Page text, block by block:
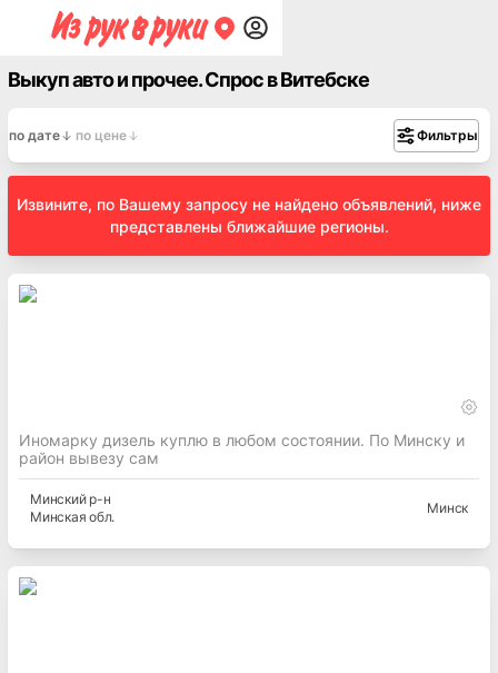
Выкуп авто и прочее. Спрос в Витебске
по дате по цене Фильтры
Извините, по Вашему запросу не найдено объявлений, ниже
представлены ближайшие регионы.
Иномарку дизель куплю в любом состоянии. По Минску и
район вывезу сам
Минскийр-н
Минская обл.
Минск